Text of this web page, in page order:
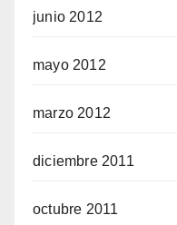
junio 2012
mayo 2012
marzo 2012
diciembre 2011
octubre 2011